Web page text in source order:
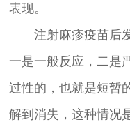
表现。
注射麻疹疫苗后发
一是一般反应，二是
过性的，也就是短暂
解到消失，这种情况